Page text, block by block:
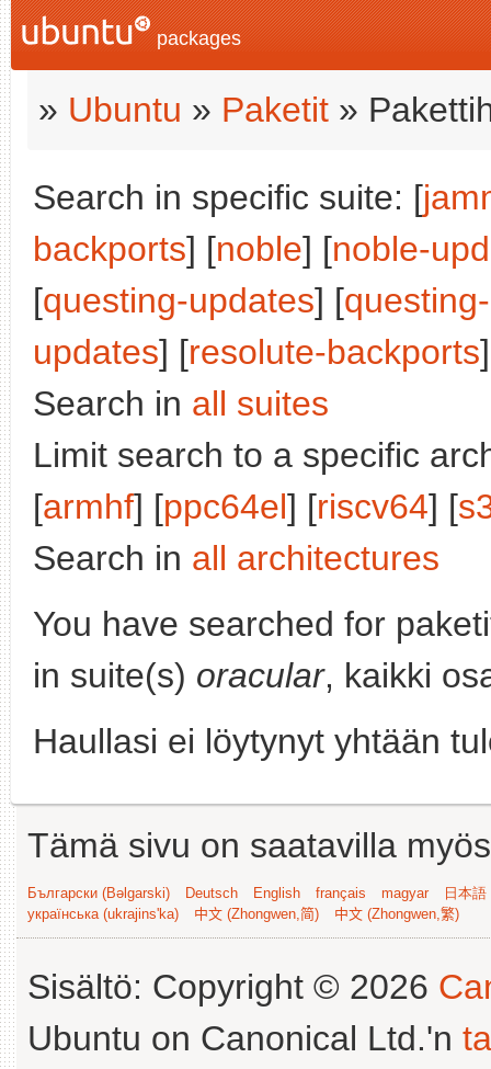
packages
» Ubuntu » Paketit »
Search in specific suite: [
backports] [noble] [noble-
[questing-updates] [
updates] [resolute-backports
Search in all suites
Limit search to a specific
[armhf] [ppc64el] [riscv64] [
Search in all architectures
You have searched for
in suite(s) oracular, kaikki
Haullasi ei löytynyt yhtään
Tämä sivu on saatavilla
Български (Bəlgarski) Deutsch English français magyar
日本
українська (ukrajins'ka)
中文 (Zhongwen,简) 中文 (Zhongwen,繁)
Sisältö: Copyright © 2026
Ubuntu on Canonical Ltd.'n